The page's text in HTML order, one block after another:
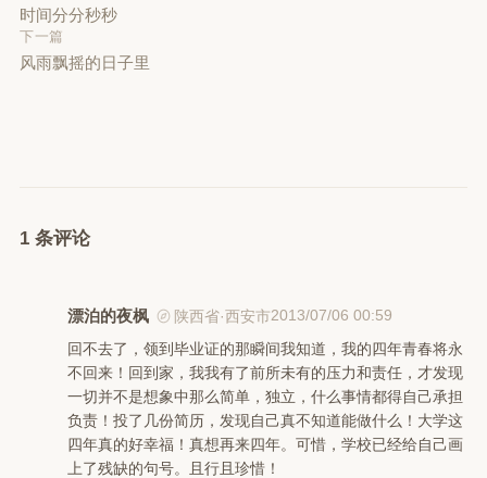
时间分分秒秒
下一篇
风雨飘摇的日子里
1 条评论
漂泊的夜枫 陕西省·西安市2013/07/06 00:59
回不去了，领到毕业证的那瞬间我知道，我的四年青春将永
不回来！回到家，我我有了前所未有的压力和责任，才发现
一切并不是想象中那么简单，独立，什么事情都得自己承担
负责！投了几份简历，发现自己真不知道能做什么！大学这
四年真的好幸福！真想再来四年。可惜，学校已经给自己画
上了残缺的句号。且行且珍惜！